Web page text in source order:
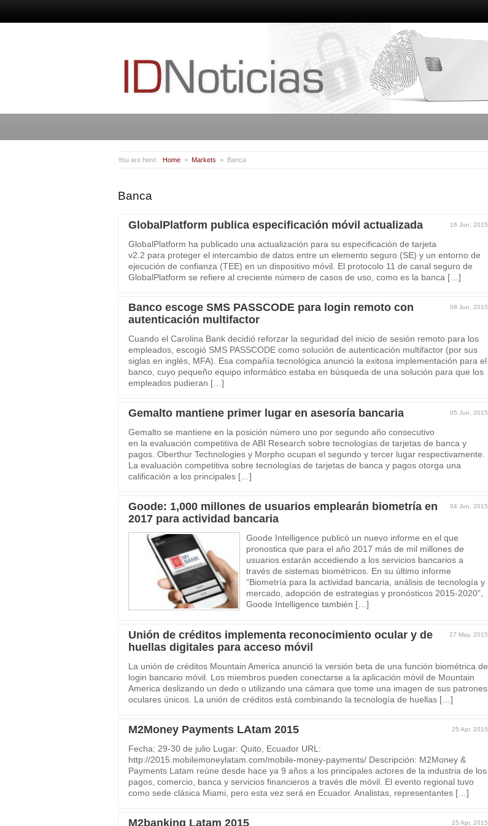
You are here: Home Markets Banca
Banca
16 Jun, 2015
GlobalPlatform publica especificación móvil actualizada
GlobalPlatform ha publicado una actualización para su especificación de tarjeta
v2.2 para proteger el intercambio de datos entre un elemento seguro (SE) y un entorno de
ejecución de confianza (TEE) en un dispositivo móvil. El protocolo 11 de canal seguro de
GlobalPlatform se refiere al creciente número de casos de uso, como es la banca […]
08 Jun, 2015
Banco escoge SMS PASSCODE para login remoto con
autenticación multifactor
Cuando el Carolina Bank decidió reforzar la seguridad del inicio de sesión remoto para los
empleados, escogió SMS PASSCODE como solución de autenticación multifactor (por sus
siglas en inglés, MFA). Esa compañía tecnológica anunció la exitosa implementación para el
banco, cuyo pequeño equipo informático estaba en búsqueda de una solución para que los
empleados pudieran […]
05 Jun, 2015
Gemalto mantiene primer lugar en asesoría bancaria
Gemalto se mantiene en la posición número uno por segundo año consecutivo
en la evaluación competitiva de ABI Research sobre tecnologías de tarjetas de banca y
pagos. Oberthur Technologies y Morpho ocupan el segundo y tercer lugar respectivamente.
La evaluación competitiva sobre tecnologías de tarjetas de banca y pagos otorga una
calificación a los principales […]
04 Jun, 2015
Goode: 1,000 millones de usuarios emplearán biometría en
2017 para actividad bancaria
Goode Intelligence publicó un nuevo informe en el que
pronostica que para el año 2017 más de mil millones de
usuarios estarán accediendo a los servicios bancarios a
través de sistemas biométricos. En su último informe
“Biometría para la actividad bancaria, análisis de tecnología y
mercado, adopción de estrategias y pronósticos 2015-2020”,
Goode Intelligence también […]
27 May, 2015
Unión de créditos implementa reconocimiento ocular y de
huellas digitales para acceso móvil
La unión de créditos Mountain America anunció la versión beta de una función biométrica de
login bancario móvil. Los miembros pueden conectarse a la aplicación móvil de Mountain
America deslizando un dedo o utilizando una cámara que tome una imagen de sus patrones
oculares únicos. La unión de créditos está combinando la tecnología de huellas […]
25 Apr, 2015
M2Money Payments LAtam 2015
Fecha: 29-30 de julio Lugar: Quito, Ecuador URL:
http://2015.mobilemoneylatam.com/mobile-money-payments/ Descripción: M2Money &
Payments Latam reúne desde hace ya 9 años a los principales actores de la industria de los
pagos, comercio, banca y servicios financieros a través dle móvil. El evento regional tuvo
como sede clásica Miami, pero esta vez será en Ecuador. Analistas, representantes […]
25 Apr, 2015
M2banking Latam 2015